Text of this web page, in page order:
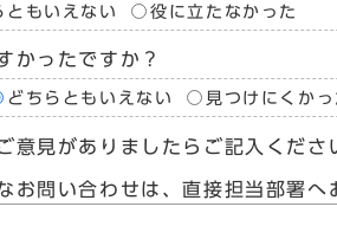
ともいえない 役に立たなかった
かったですか？
どちらともいえない 見つけにくかっ
意見がありましたらご記入くださ
お問い合わせは、直接担当部署